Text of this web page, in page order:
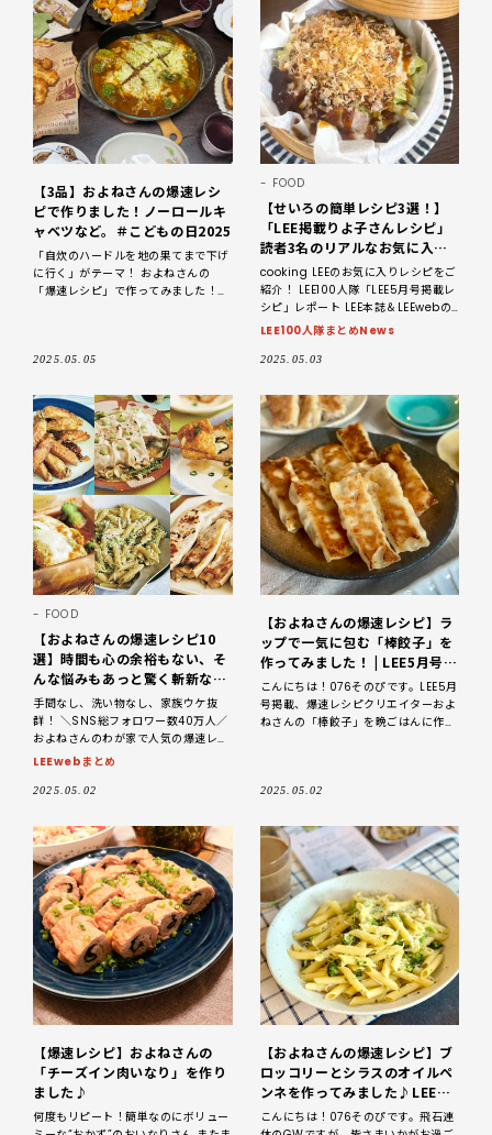
【3品】およねさんの爆速レシ
ピで作りました！ノーロールキ
ャベツなど。＃こどもの日2025
「自炊のハードルを地の果てまで下げ
に行く」がテーマ！ およねさんの
「爆速レシピ」で作ってみました！
2025.05.05
FOOD
【せいろの簡単レシピ3選！】
「LEE掲載りよ子さんレシピ」
読者3名のリアルなお気に入り
を拝見♪【2025】
cooking LEEのお気に入りレシピをご
紹介！ LEE100人隊「LEE5月号掲載レ
シピ」レポート LEE本誌＆LEEwebの
「LEEweb掲載レシピ」を、LE
LEE100人隊まとめNews
2025.05.03
FOOD
【およねさんの爆速レシピ10
選】時間も心の余裕もない、そ
んな悩みもあっと驚く斬新なア
イデアで解決！
手間なし、洗い物なし、家族ウケ抜
群！ ＼SNS総フォロワー数40万人／
およねさんのわが家で人気の爆速レシ
ピBest10 忙しいけど、ごはんは家で
LEEwebまとめ
2025.05.02
【およねさんの爆速レシピ】ラ
ップで一気に包む「棒餃子」を
作ってみました！ | LEE5月号よ
り
こんにちは！076そのぴです。LEE5月
号掲載、爆速レシピクリエイターおよ
ねさんの「棒餃子」を晩ごはんに作っ
2025.05.02
【爆速レシピ】およねさんの
「チーズイン肉いなり」を作り
ました♪
何度もリピート！簡単なのにボリュー
【およねさんの爆速レシピ】ブ
ロッコリーとシラスのオイルペ
ンネを作ってみました♪LEE5
月号より
こんにちは！076そのぴです。飛石連